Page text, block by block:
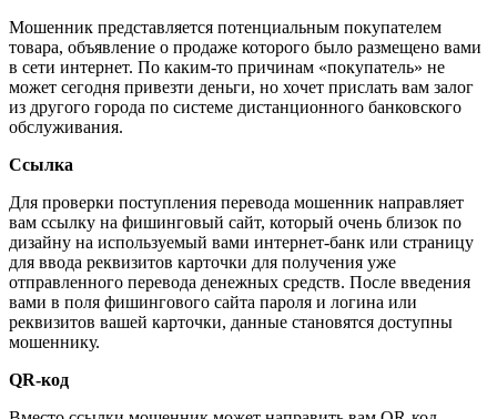
Мошенник представляется потенциальным покупателем
товара, объявление о продаже которого было размещено вами
в сети интернет. По каким-то причинам «покупатель» не
может сегодня привезти деньги, но хочет прислать вам залог
из другого города по системе дистанционного банковского
обслуживания.
Ссылка
Для проверки поступления перевода мошенник направляет
вам ссылку на фишинговый сайт, который очень близок по
дизайну на используемый вами интернет-банк или страницу
для ввода реквизитов карточки для получения уже
отправленного перевода денежных средств. После введения
вами в поля фишингового сайта пароля и логина или
реквизитов вашей карточки, данные становятся доступны
мошеннику.
QR-код